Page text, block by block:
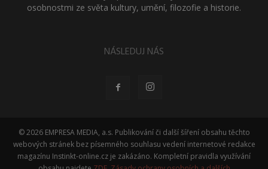
osobnostmi ze světa kultury, umění, filozofie a historie.
NÁSLEDUJ NÁS
© 2026 EMPRESA MEDIA, a.s. Publikování či další šíření obsahu těchto
webových stránek bez písemného souhlasu vedení internetové redakce
magazínu Instinkt-online.cz je zakázáno. Kompletní pravidla využívání